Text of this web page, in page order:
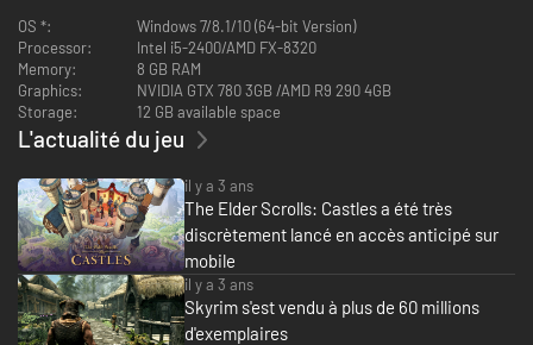
OS *:
Windows 7/8.1/10 (64-bit Version)
Processor:
Intel i5-2400/AMD FX-8320
Memory:
8 GB RAM
Graphics:
NVIDIA GTX 780 3GB /AMD R9 290 4GB
Storage:
12 GB available space
L'actualité du jeu
il y a 3 ans
The Elder Scrolls: Castles a été très
discrètement lancé en accès anticipé sur
mobile
il y a 3 ans
Skyrim s'est vendu à plus de 60 millions
d'exemplaires